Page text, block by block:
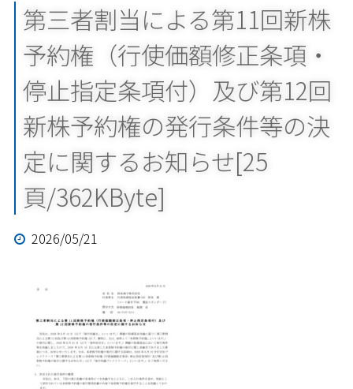
第三者割当による第11回新株
予約権（行使価額修正条項・
停止指定条項付）及び第12回
新株予約権の発行条件等の決
定に関するお知らせ[25
頁/362KByte]
2026/05/21